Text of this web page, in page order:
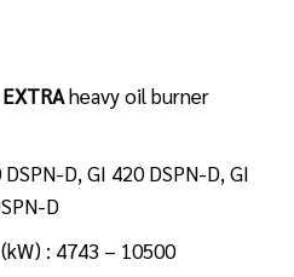
EXTRAheavy oil burner
D, GI 420 DSPN-D, GI
D
: 4743 – 10500